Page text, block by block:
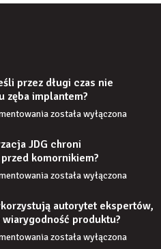
zamontowaniu?
przez długi czas nie
zęba implantem?
Co
stanie,
jeśli
przez
czas
nie
uzupełnię
braku
została wyłączona
JDG chroni
komornikiem?
Czy
JDG
chroni
przedsiębiorcę
została wyłączona
autorytet ekspertów,
produktu?
Jak
została wyłączona